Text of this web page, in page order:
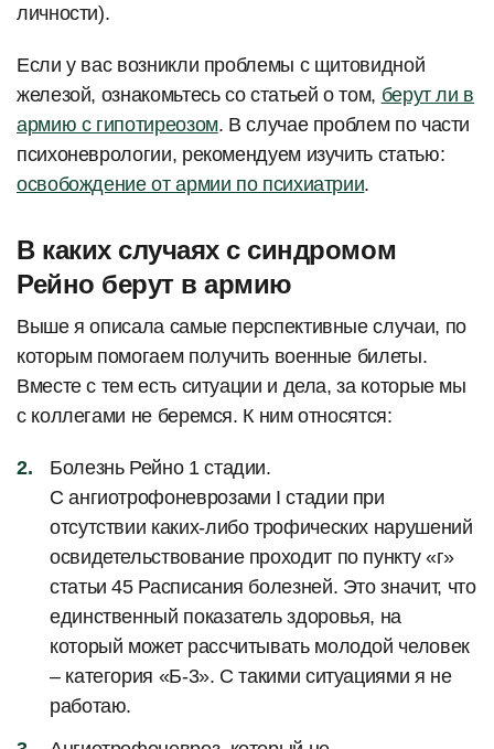
личности).
Если у вас возникли проблемы с щитовидной
железой, ознакомьтесь со статьей о том, берут ли в
армию с гипотиреозом. В случае проблем по части
психоневрологии, рекомендуем изучить статью:
освобождение от армии по психиатрии.
В каких случаях с синдромом
Рейно берут в армию
Выше я описала самые перспективные случаи, по
которым помогаем получить военные билеты.
Вместе с тем есть ситуации и дела, за которые мы
с коллегами не беремся. К ним относятся:
Болезнь Рейно 1 стадии.
С ангиотрофоневрозами I стадии при
отсутствии каких-либо трофических нарушений
освидетельствование проходит по пункту «г»
статьи 45 Расписания болезней. Это значит, что
единственный показатель здоровья, на
который может рассчитывать молодой человек
– категория «Б-3». С такими ситуациями я не
работаю.